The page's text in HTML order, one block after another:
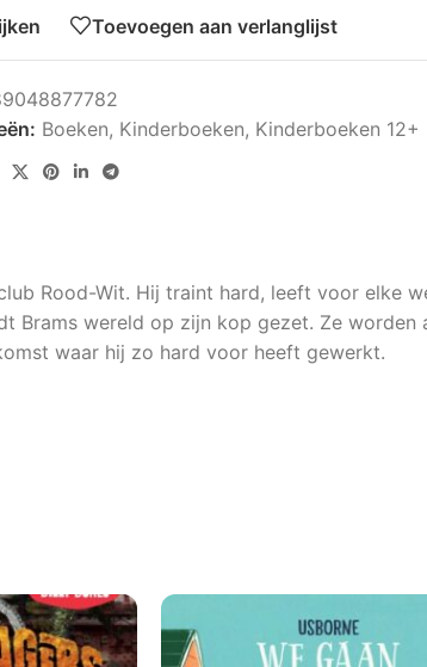
Toevoegen aan verlanglijst
Boeken, Kinderboeken, Kinderboeken 12+
Rood-Wit. Hij traint hard, leeft voor elke
wereld op zijn kop gezet. Ze worden
waar hij zo hard voor heeft gewerkt.